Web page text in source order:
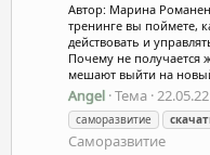
Автор: Марина
тренинге вы поймете,
действовать и
Почему не получается
мешают выйти на
Angel Тема 22.05.22
саморазвитие
Саморазвитие